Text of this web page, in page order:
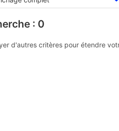
: 0
d'autres critères pour étendre